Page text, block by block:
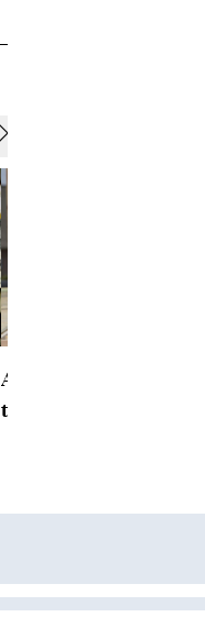
ABD'de konut
toparlandı